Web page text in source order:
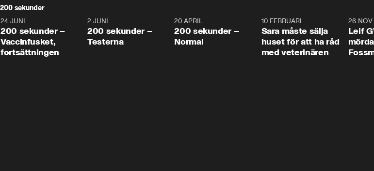
200 sekunder
5:00
24 JUNI
200 sekunder –
Vaccinfusket,
fortsättningen
4:23
2 JUNI
200 sekunder –
Testerna
20 APRIL
200 sekunder –
Normal
10 FEBRUARI
Sara måste sälja
huset för att ha råd
med veterinären
26
Leif